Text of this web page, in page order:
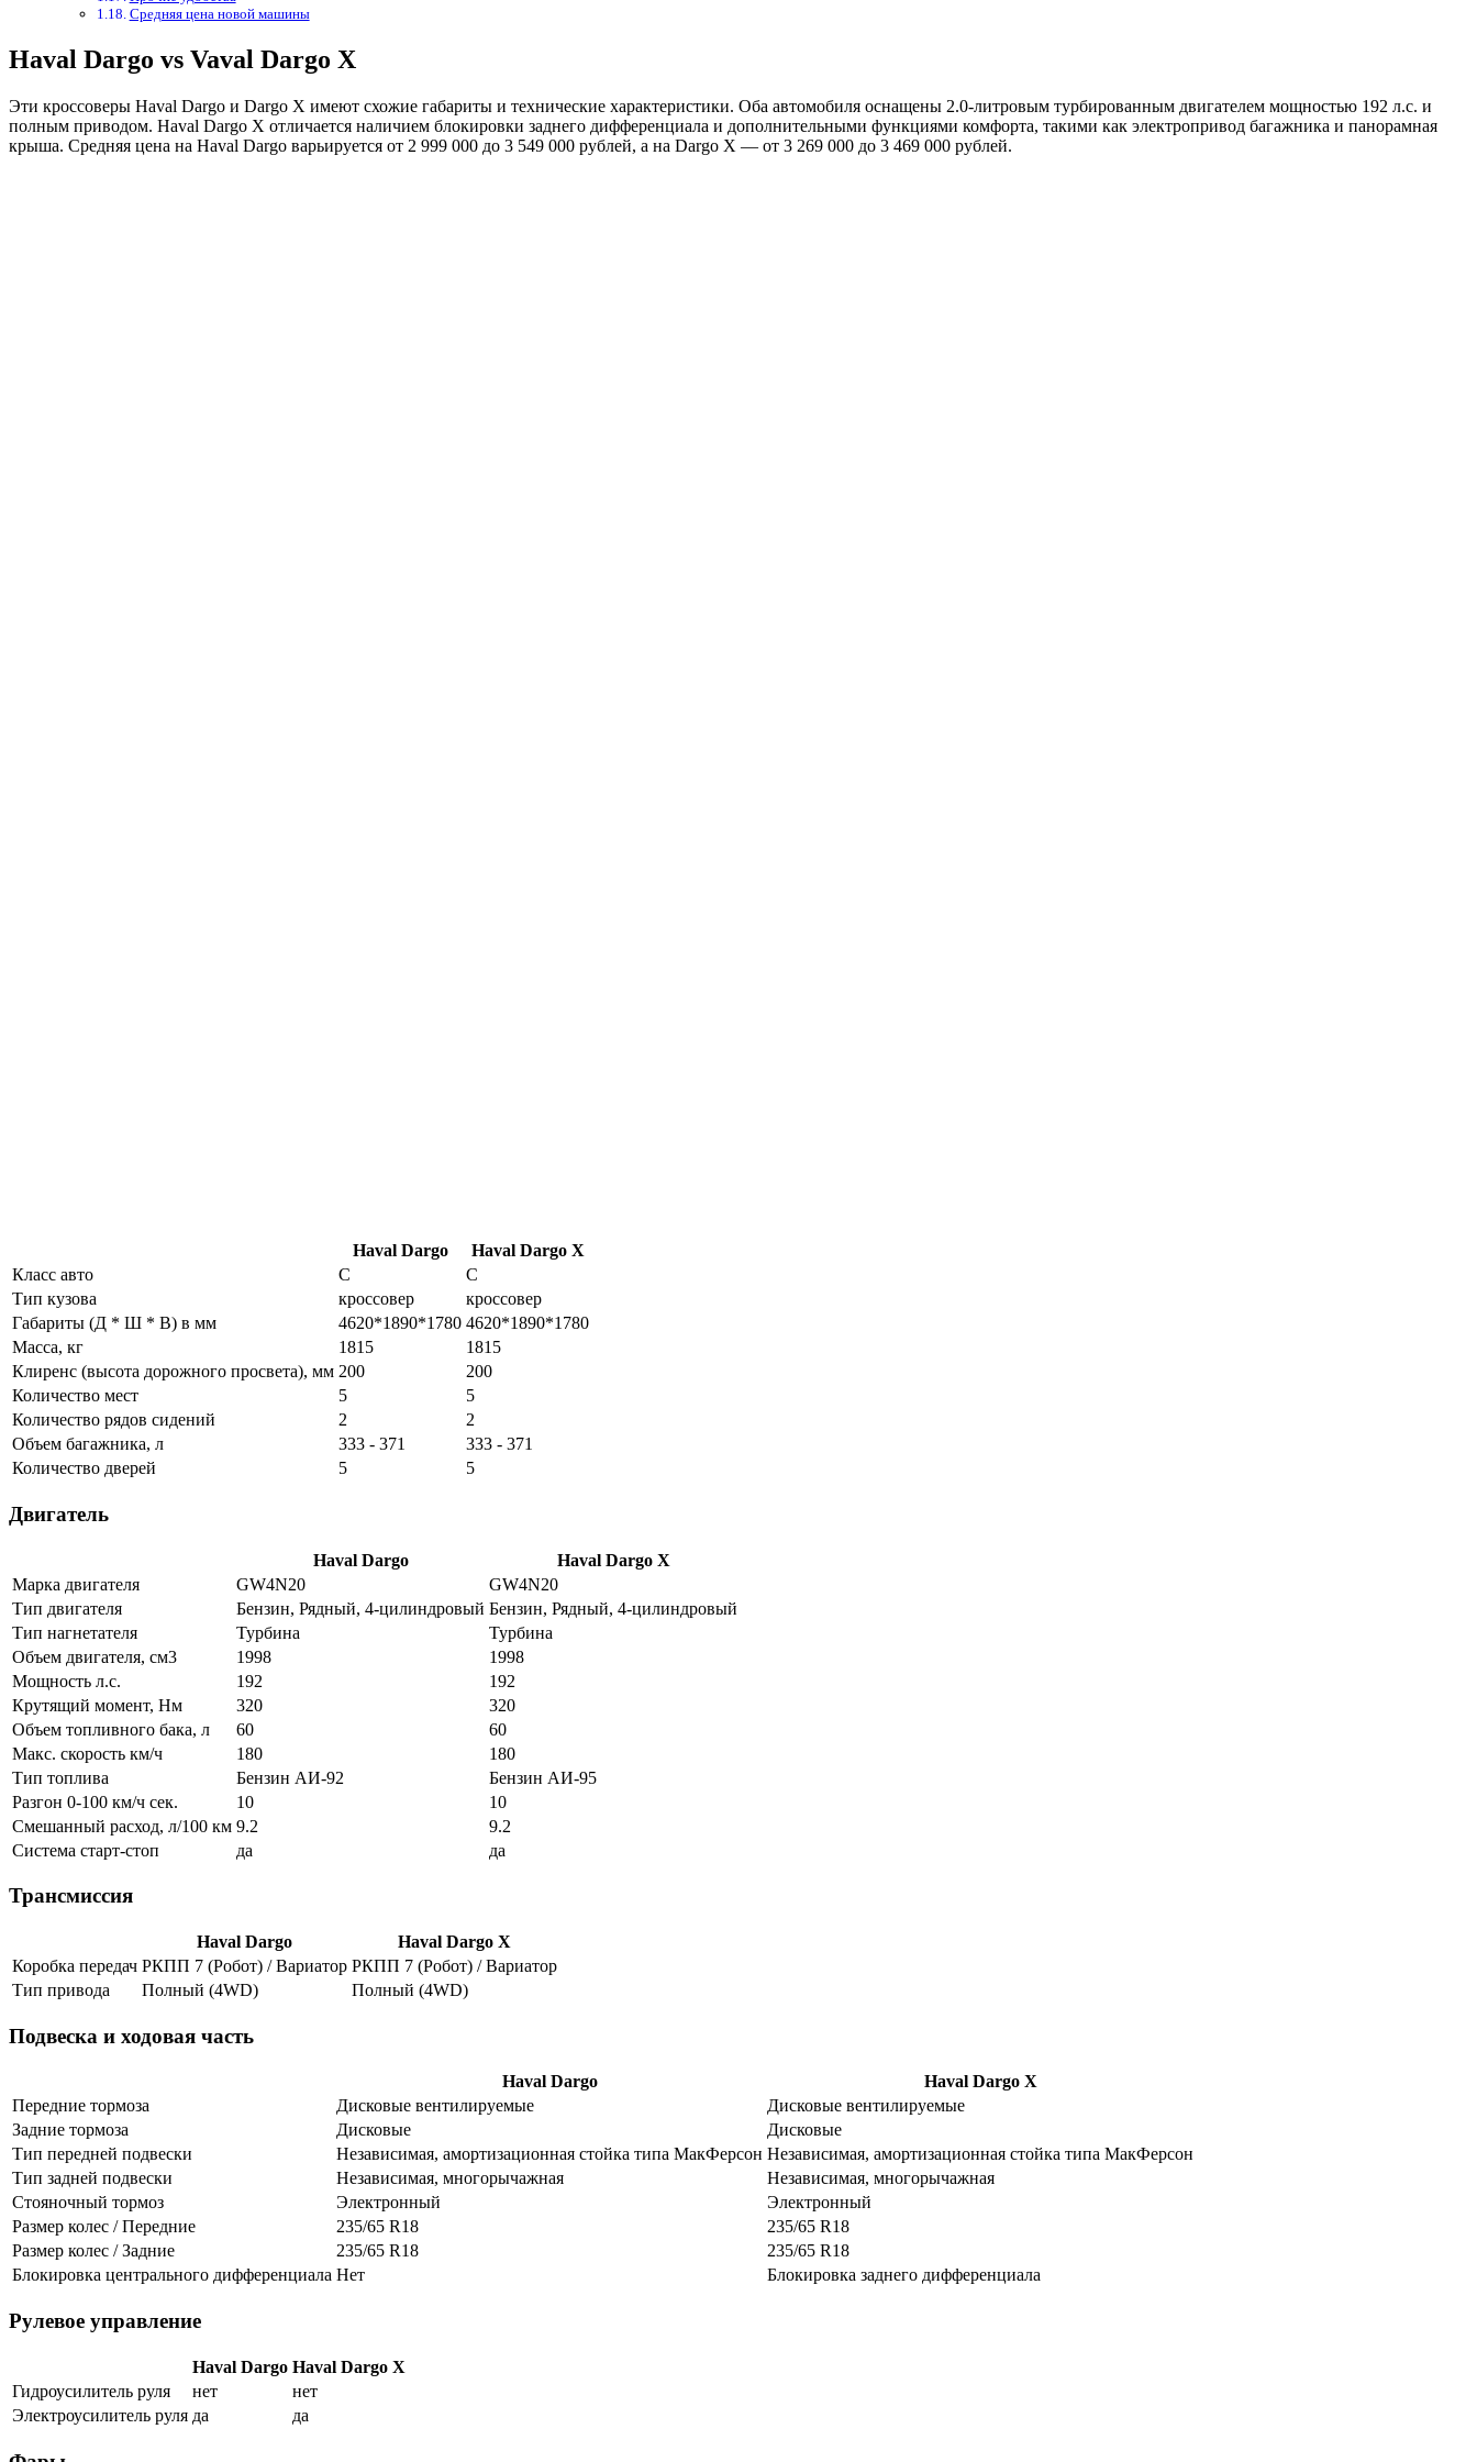
Средняя цена новой машины
Haval Dargo vs Vaval Dargo X
Эти кроссоверы Haval Dargo и Dargo X имеют схожие габариты и технические характеристики. Оба автомобиля оснащены 2.0-литровым турбированным двигателем мощностью 192 л.с. и
полным приводом. Haval Dargo X отличается наличием блокировки заднего дифференциала и дополнительными функциями комфорта, такими как электропривод багажника и панорамная
крыша. Средняя цена на Haval Dargo варьируется от 2 999 000 до 3 549 000 рублей, а на Dargo X — от 3 269 000 до 3 469 000 рублей.
Haval Dargo
Haval Dargo X
Класс авто
C
C
Тип кузова
кроссовер
кроссовер
Габариты (Д * Ш * В) в мм
4620*1890*1780 4620*1890*1780
Масса, кг
1815
1815
Клиренс (высота дорожного просвета), мм 200
200
Количество мест
5
5
Количество рядов сидений
2
2
Объем багажника, л
333 - 371
333 - 371
Количество дверей
5 5
Двигатель
Haval Dargo
Haval Dargo X
Марка двигателя
GW4N20
GW4N20
Тип двигателя
Бензин, Рядный, 4-цилиндровый Бензин, Рядный, 4-цилиндровый
Тип нагнетателя
Турбина
Турбина
Объем двигателя, см3
1998
1998
Мощность л.с.
192
192
Крутящий момент, Нм
320
320
Объем топливного бака, л
60
60
Макс. скорость км/ч
180
180
Тип топлива
Бензин АИ-92
Бензин АИ-95
Разгон 0-100 км/ч сек.
10
10
Смешанный расход, л/100 км 9.2
9.2
Система старт-стоп
да да
Трансмиссия
Haval Dargo
Haval Dargo X
Коробка передач РКПП 7 (Робот) / Вариатор РКПП 7 (Робот) / Вариатор
Тип привода
Полный (4WD) Полный (4WD)
Подвеска и ходовая часть
Haval Dargo
Haval Dargo X
Передние тормоза
Дисковые вентилируемые
Дисковые вентилируемые
Задние тормоза
Дисковые
Дисковые
Тип передней подвески
Независимая, амортизационная стойка типа МакФерсон Независимая, амортизационная стойка типа МакФерсон
Тип задней подвески
Независимая, многорычажная
Независимая, многорычажная
Стояночный тормоз
Электронный
Электронный
Размер колес / Передние
235/65 R18
235/65 R18
Размер колес / Задние
235/65 R18
235/65 R18
Блокировка центрального дифференциала Нет Блокировка заднего дифференциала
Рулевое управление
Haval Dargo Haval Dargo X
Гидроусилитель руля
нет
нет
Электроусилитель руля да да